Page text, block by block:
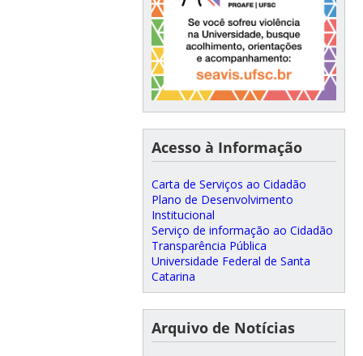
Acesso à Informação
Carta de Serviços ao Cidadão
Plano de Desenvolvimento
Institucional
Serviço de informação ao Cidadão
Transparência Pública
Universidade Federal de Santa
Catarina
Arquivo de Notícias